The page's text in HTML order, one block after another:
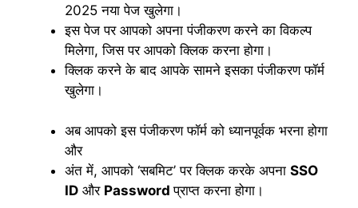
2025 नया पेज खुलेगा।
इस पेज पर आपको अपना पंजीकरण करने का विकल्प
मिलेगा, जिस पर आपको क्लिक करना होगा।
क्लिक करने के बाद आपके सामने इसका पंजीकरण फॉर्म
खुलेगा।
अब आपको इस पंजीकरण फॉर्म को ध्यानपूर्वक भरना होगा
और
अंत में, आपको ‘सबमिट’ पर क्लिक करके अपना SSO
ID और Passwordप्राप्त करना होगा।